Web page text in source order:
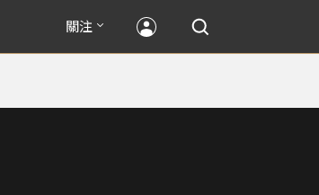
關注